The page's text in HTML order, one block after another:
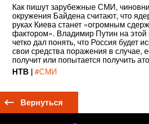
Как пишут зарубежные СМИ,
окружения Байдена считают, что
руках Киева станет «огромным
фактором». Владимир Путин на
четко дал понять, что Россия будет
свои средства поражения в случае,
получит или попытается получить
НТВ | #СМИ
Вернуться